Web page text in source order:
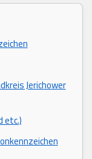
Jerichower
etc.)